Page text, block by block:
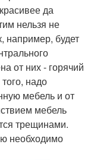
да
нельзя не
например, будет
от них - горячий
надо
мебель и от
мебель
трещинами.
необходимо